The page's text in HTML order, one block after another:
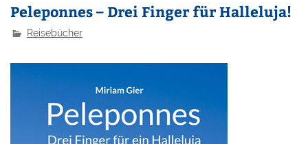
Peleponnes – Drei Finger für Halleluja!
Reisebücher